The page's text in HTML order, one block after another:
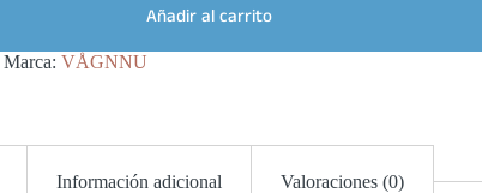
Añadir al carrito
Marca: VÅGNNU
Información adicional Valoraciones (0)